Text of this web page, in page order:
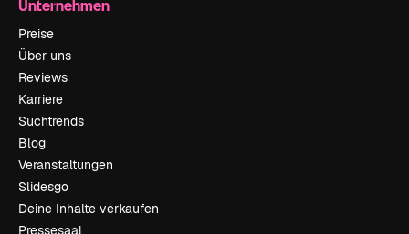
Unternehmen
Preise
Über uns
Reviews
Karriere
Suchtrends
Blog
Veranstaltungen
Slidesgo
Deine Inhalte verkaufen
Pressesaal